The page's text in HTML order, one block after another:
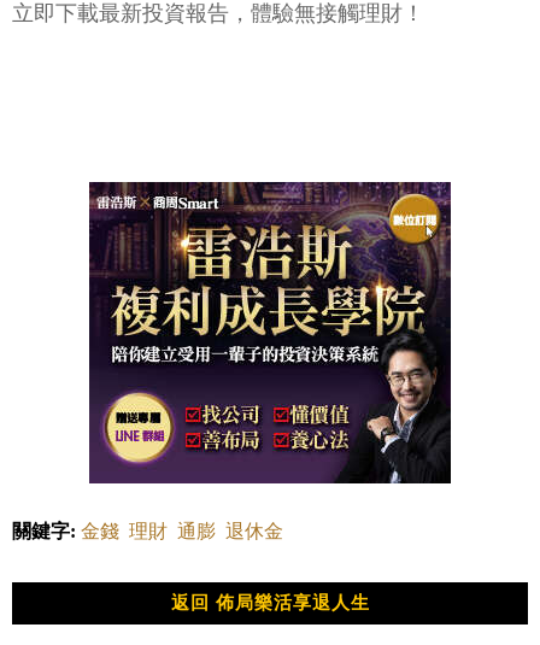
立即下載最新投資報告，體驗無接觸理財！
關鍵字: 金錢 理財 通膨 退休金
返回 佈局樂活享退人生